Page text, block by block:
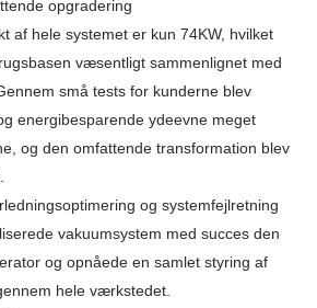
opgradering
af hele systemet er kun 74KW, hvilket
væsentligt sammenlignet med
små tests for kunderne blev
energibesparende ydeevne meget
og den omfattende transformation blev
og systemfejlretning
vakuumsystem med succes den
og opnåede en samlet styring af
hele værkstedet.